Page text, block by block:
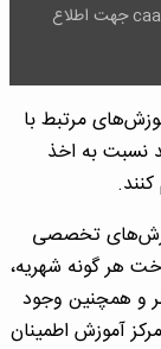
پرواز، تهیه و در تارنمای این سازمان به آدرس caa.gov.ir جهت اطلاع
مرتبط با
نسبت به اخذ
تخصصی
هر گونه شهریه،
و همچنین وجود
آموزش اطمینان